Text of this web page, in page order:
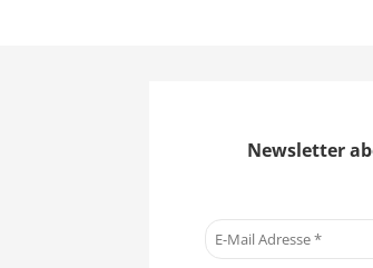
Newsletter